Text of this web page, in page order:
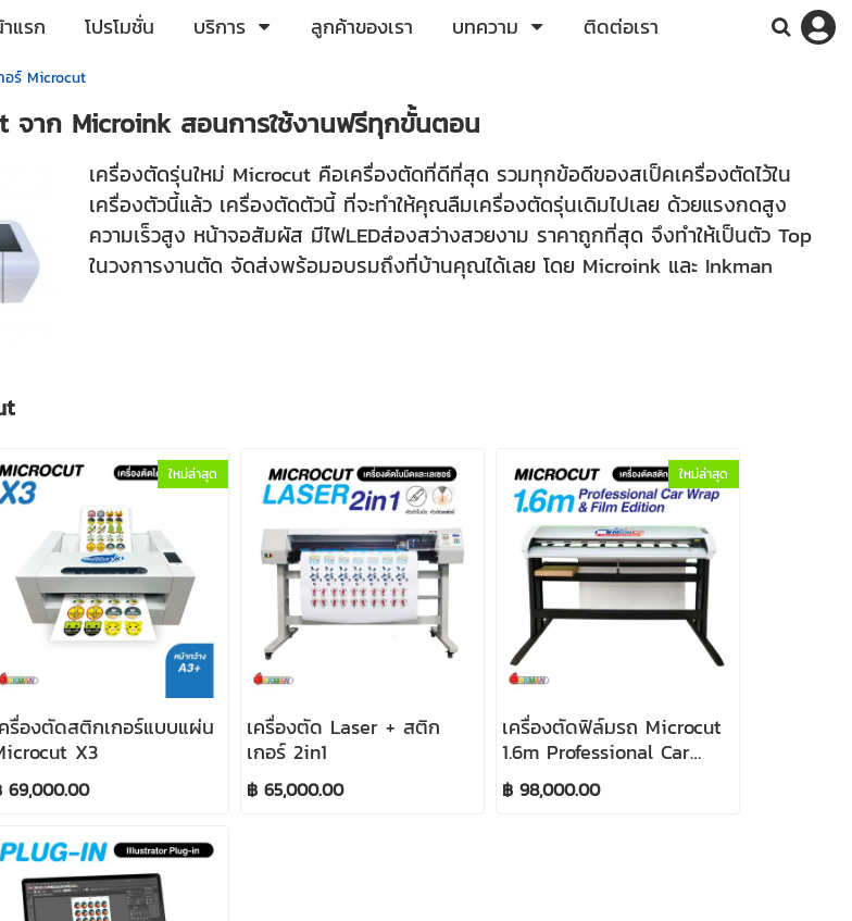
แรก โปรโมชั่น บริการ ลูกค้าของเรา บทความ ติดต่อเรา
อร์ Microcut
จาก Microink สอนการใช้งานฟรีทุกขั้นตอน
เครื่องตัดรุ่นใหม่ Microcut คือเครื่องตัดที่ดีที่สุด รวมทุกข้อดีของสเป็คเครื่องตัดไว้ใน
เครื่องตัวนี้แล้ว เครื่องตัดตัวนี้ ที่จะทำให้คุณลืมเครื่องตัดรุ่นเดิมไปเลย ด้วยแรงกดสูง
ความเร็วสูง หน้าจอสัมผัส มีไฟLEDส่องสว่างสวยงาม ราคาถูกที่สุด จึงทำให้เป็นตัว Top
ในวงการงานตัด จัดส่งพร้อมอบรมถึงที่บ้านคุณได้เลย โดย Microink และ Inkman
ใหม่ล่าสุด
รื่องตัดสติกเกอร์แบบแผ่น
X3
69,000.00
เครื่องตัด Laser + สติก
เกอร์ 2in1
฿ 65,000.00
ใหม่ล่าสุด
เครื่องตัดฟิล์มรถ Microcut
1.6m Professional Car
Wrap & Film Edition
฿ 98,000.00